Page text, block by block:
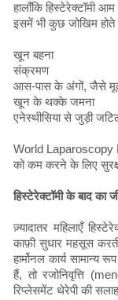
हालाँकि हिस्टेरेक्टॉमी
इसमें भी कुछ जोखिम होते
खून बहना
संक्रमण
आस-पास के अंगों, जैसे
खून के थक्के जमना
एनेस्थीसिया से जुड़ी
World Laparoscopy
को कम करने के लिए
हिस्टेरेक्टॉमी के बाद का
ज़्यादातर महिलाएँ
काफ़ी सुधार महसूस
हार्मोनल कार्य सामान्य
हैं, तो रजोनिवृत्ति
रिप्लेसमेंट थेरेपी की